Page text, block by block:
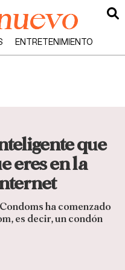
ENTRETENIMIENTO
que
eres en la
ha comenzado
es decir, un condón